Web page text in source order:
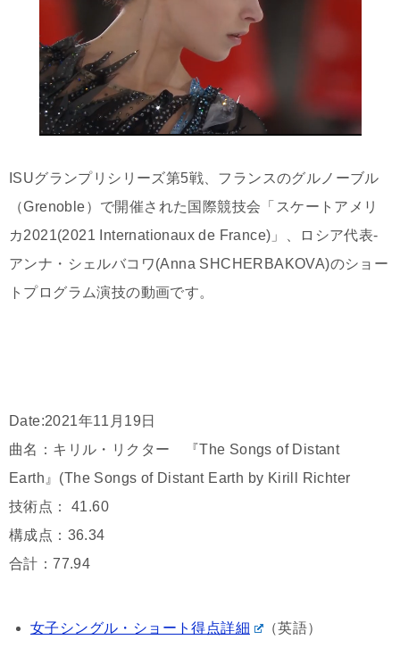
ISUグランプリシリーズ第5戦、フランスのグルノーブル
（Grenoble）で開催された国際競技会「スケートアメリ
カ2021(2021 Internationaux de France)」、ロシア代表-
アンナ・シェルバコワ(Anna SHCHERBAKOVA)のショー
トプログラム演技の動画です。
Date:2021年11月19日
曲名：キリル・リクター 『The Songs of Distant
Earth』(The Songs of Distant Earth by Kirill Richter
技術点： 41.60
構成点：36.34
合計：77.94
女子シングル・ショート得点詳細 （英語）